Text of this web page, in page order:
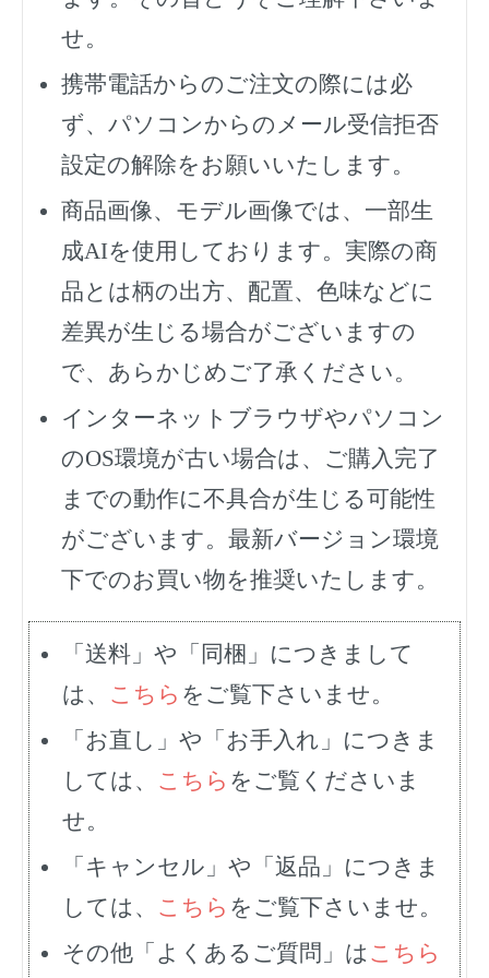
せ。
携帯電話からのご注文の際には必
ず、 パソコンからのメール受信拒否
設定の解除をお願いいたします。
商品画像、モデル画像では、一部生
成AIを使用しております。実際の商
品とは柄の出方、配置、色味などに
差異が生じる場合がございますの
で、あらかじめご了承ください。
インターネットブラウザやパソコン
のOS環境が古い場合は、ご購入完了
までの動作に不具合が生じる可能性
がございます。最新バージョン環境
下でのお買い物を推奨いたします。
「送料」や「同梱」につきまして
は、 こちら をご覧下さいませ。
「お直し」や「お手入れ」につきま
しては、 こちら をご覧くださいま
せ。
「キャンセル」や「返品」につきま
しては、 こちら をご覧下さいませ。
その他「よくあるご質問」は こちら